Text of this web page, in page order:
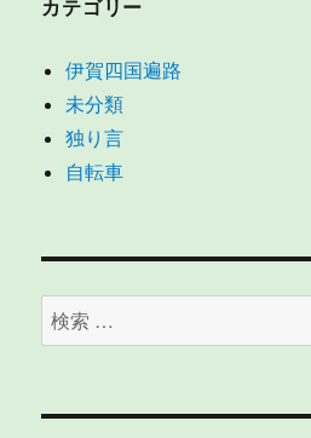
カテゴリー
伊賀四国遍路
未分類
独り言
自転車
検
索
象: